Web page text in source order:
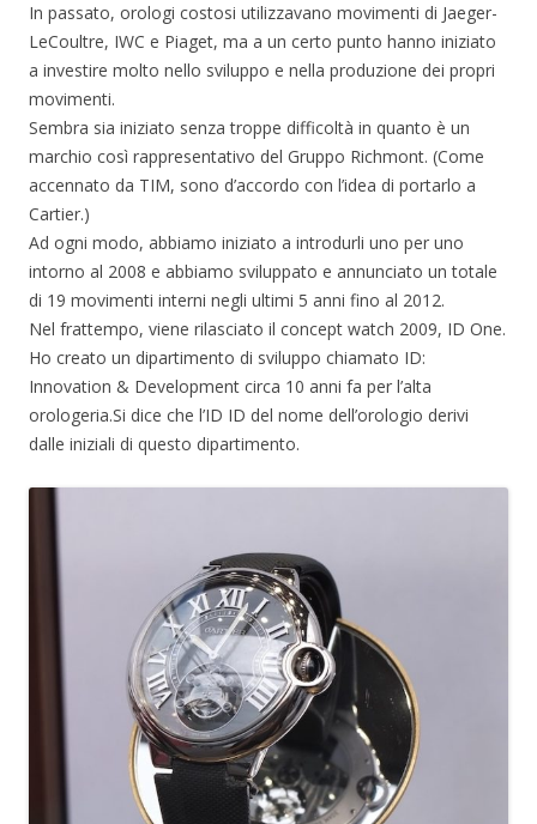
In passato, orologi costosi utilizzavano movimenti di Jaeger-
LeCoultre, IWC e Piaget, ma a un certo punto hanno iniziato
a investire molto nello sviluppo e nella produzione dei propri
movimenti.
Sembra sia iniziato senza troppe difficoltà in quanto è un
marchio così rappresentativo del Gruppo Richmont. (Come
accennato da TIM, sono d’accordo con l’idea di portarlo a
Cartier.)
Ad ogni modo, abbiamo iniziato a introdurli uno per uno
intorno al 2008 e abbiamo sviluppato e annunciato un totale
di 19 movimenti interni negli ultimi 5 anni fino al 2012.
Nel frattempo, viene rilasciato il concept watch 2009, ID One.
Ho creato un dipartimento di sviluppo chiamato ID:
Innovation & Development circa 10 anni fa per l’alta
orologeria.Si dice che l’ID ID del nome dell’orologio derivi
dalle iniziali di questo dipartimento.